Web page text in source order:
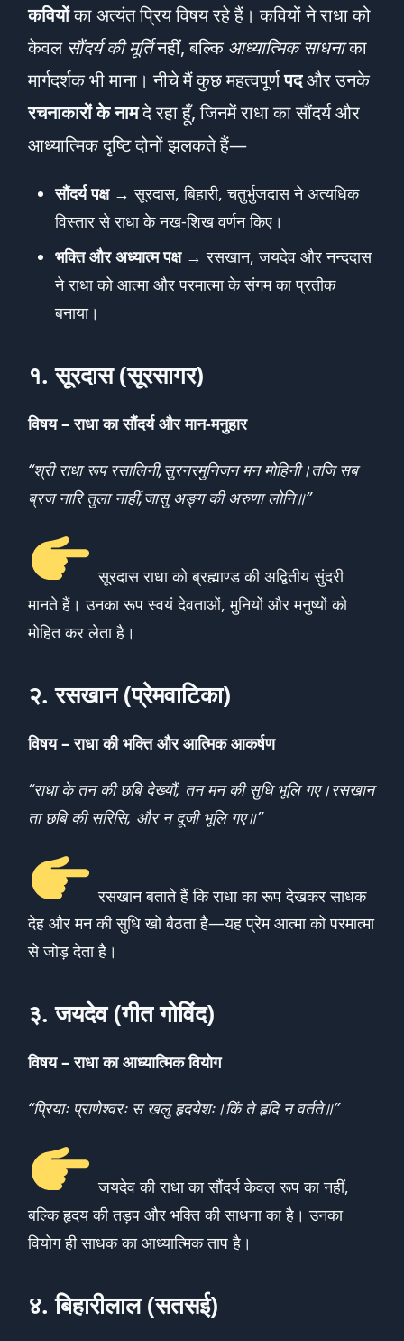
कवियोंका अत्यंत प्रिय विषय रहे हैं। कवियों ने राधा को
केवल सौंदर्य की मूर्तिनहीं, बल्किआध्यात्मिक साधनाका
मार्गदर्शक भी माना। नीचे मैं कुछ महत्वपूर्णपदऔर उनके
रचनाकारों के नामदे रहा हूँ, जिनमें राधा का सौंदर्य और
आध्यात्मिक दृष्टि दोनों झलकते हैं—
सौंदर्य पक्ष→ सूरदास, बिहारी, चतुर्भुजदास ने अत्यधिक
विस्तार से राधा के नख-शिख वर्णन किए।
भक्ति और अध्यात्म पक्ष→ रसखान, जयदेव और नन्ददास
ने राधा को आत्मा और परमात्मा के संगम का प्रतीक
बनाया।
१.सूरदास (सूरसागर)
विषय –राधा का सौंदर्य और मान-मनुहार
“श्री राधा रूप रसालिनी,सुरनरमुनिजन मन मोहिनी।तजि सब
ब्रज नारि तुला नाहीं,जासु अङ्ग की अरुणा लोनि॥”
सूरदास राधा को ब्रह्माण्ड की अद्वितीय सुंदरी
मानते हैं। उनका रूप स्वयं देवताओं, मुनियों और मनुष्यों को
मोहित कर लेता है।
२.रसखान (प्रेमवाटिका)
विषय –राधा की भक्ति और आत्मिक आकर्षण
“राधा के तन की छबि देख्यौं, तन मन की सुधि भूलि गए।रसखान
ता छबि की सरिसि, और न दूजी भूलि गए॥”
रसखान बताते हैं कि राधा का रूप देखकर साधक
देह और मन की सुधि खो बैठता है—यह प्रेम आत्मा को परमात्मा
से जोड़ देता है।
३.जयदेव (गीत गोविंद)
विषय –राधा का आध्यात्मिक वियोग
“प्रियाः प्राणेश्वरः स खलु हृदयेशः।किं ते हृदि न वर्तते॥”
जयदेव की राधा का सौंदर्य केवल रूप का नहीं,
बल्कि हृदय की तड़प और भक्ति की साधना का है। उनका
वियोग ही साधक का आध्यात्मिक ताप है।
४.बिहारीलाल (सतसई)